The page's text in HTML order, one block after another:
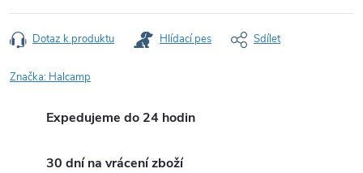
Dotaz k produktu Hlídací pes Sdílet
Značka: Halcamp
Expedujeme do 24 hodin
30 dní na vrácení zboží